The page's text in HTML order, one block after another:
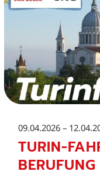
09.04.2026 –
TURIN-